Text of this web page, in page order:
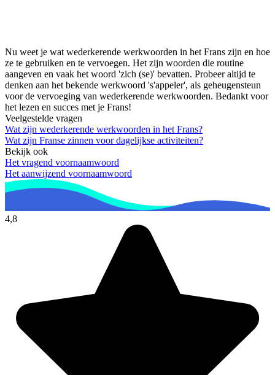
Nu weet je wat wederkerende werkwoorden in het Frans zijn en hoe
ze te gebruiken en te vervoegen. Het zijn woorden die routine
aangeven en vaak het woord 'zich (se)' bevatten. Probeer altijd te
denken aan het bekende werkwoord 's'appeler', als geheugensteun
voor de vervoeging van wederkerende werkwoorden. Bedankt voor
het lezen en succes met je Frans!
Veelgestelde vragen
Wat zijn wederkerende werkwoorden in het Frans?
Wat zijn Franse zinnen voor dagelijkse activiteiten?
Bekijk ook
Het vragend voornaamwoord
Het aanwijzend voornaamwoord
4,8